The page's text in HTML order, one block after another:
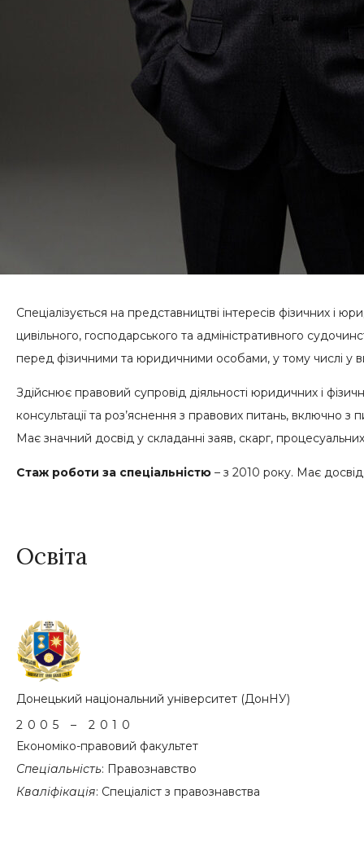
Спеціалізується на представництві інтересів фізичних і
цивільного, господарського та адміністративного
перед фізичними та юридичними особами, у тому числі у
Здійснює правовий супровід діяльності юридичних і
консультації та роз’яснення з правових питань, включно з
Має значний досвід у складанні заяв, скарг,
Стаж роботи за спеціальністю – з 2010 року. Має
Освіта
Донецький національний університет (ДонНУ)
2005 – 2010
Економіко-правовий факультет
Спеціальність: Правознавство
Кваліфікація: Спеціаліст з правознавства